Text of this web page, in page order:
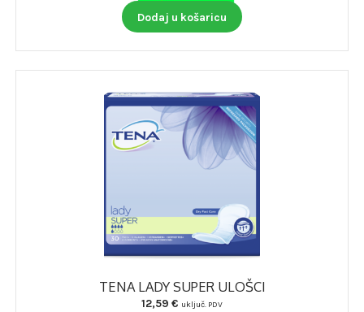
Dodaj u košaricu
TENA LADY SUPER ULOŠCI
12,59 € uključ. PDV